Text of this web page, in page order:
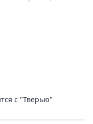
с "Тверью"